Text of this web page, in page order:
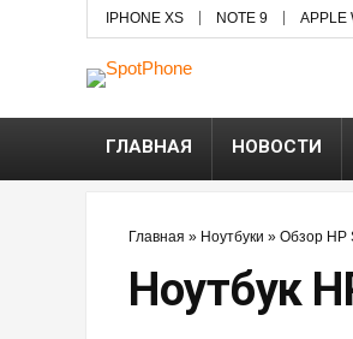
IPHONE XS NOTE 9 APPLE
ГЛАВНАЯ НОВОСТИ
Главная » Ноутбуки » Обзор HP
Ноутбук